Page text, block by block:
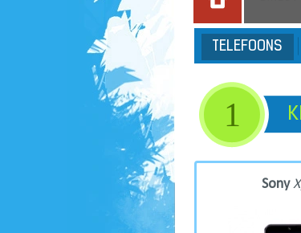
TELEFOONS
1
Sony